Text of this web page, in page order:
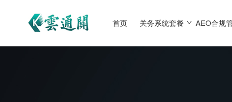
首页 关务系统套餐 AEO合规